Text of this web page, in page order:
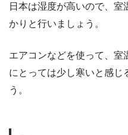
日本は湿度が高いので、室
かりと行いましょう。
エアコンなどを使って、
にとっては少し寒いと感じ
う。